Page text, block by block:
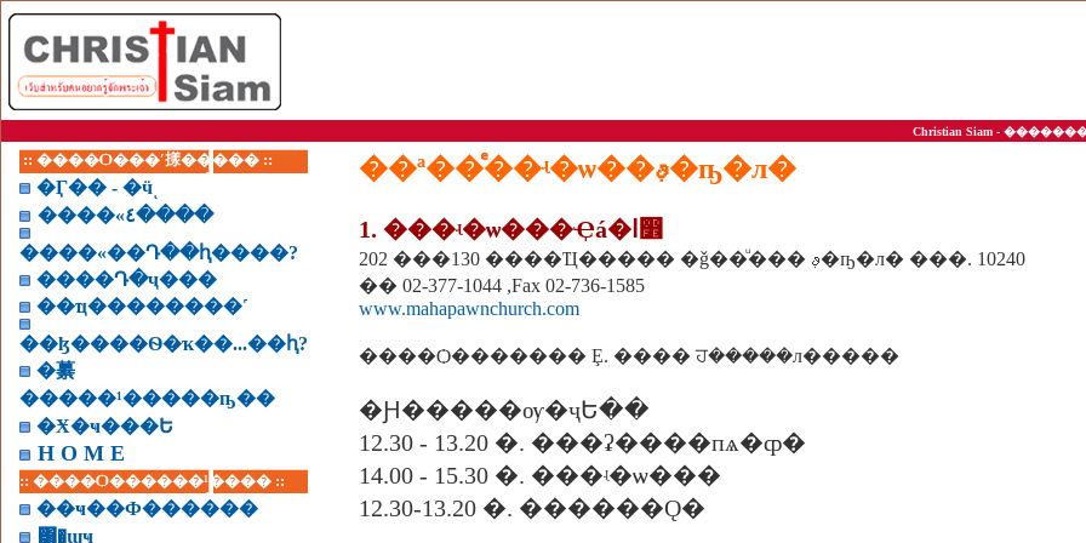
Christian Siam -
:: ����Ѻ���ʹ㨾����� ::
�Ӷ�� - �ӵͺ
����«٤����
����«��Դ��ԧ����?
����Դ�ҷ���
��ҵ��������˹
��ɮ����Ѳ�ҡ��...��ԧ?
�繤
�����¹�����ҧ��
�Ӿ�ҹ���Ե
H O M E
:: ����Ѻ������¹���� ::
��ҹ��Ф������
͸�ɰҹ
��ª��ͤ��ʵ�ѡ��ࢵ�ҧ�л�
1. ���ʵ�ѡ���Ҿá�ا෾
202 ���130 ����Ҵ����� �ǧ��ͧ��� ࢵ�ҧ�л� ���. 10240
�� 02-377-1044 ,Fax 02-736-1585
www.mahapawnchurch.com
����Ѻ������� Ȩ. ���� ਹ�����л�����
�Ԩ�����ѹ�ҷԵ��
12.30 - 13.20 �. ���ʡ����пѧ�ȹ�
14.00 - 15.30 �. ���ʵ�ѡ���
12.30-13.20 �. ������Ǫ�